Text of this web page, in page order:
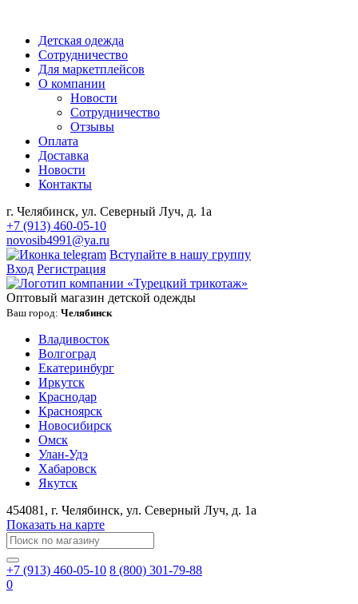
Детская одежда
Сотрудничество
Для маркетплейсов
О компании
Новости
Сотрудничество
Отзывы
Оплата
Доставка
Новости
Контакты
г. Челябинск, ул. Северный Луч, д. 1а
+7 (913) 460-05-10
novosib4991@ya.ru
Вступайте в нашу группу
Вход Регистрация
Оптовый магазин детской одежды
Ваш город: Челябинск
Владивосток
Волгоград
Екатеринбург
Иркутск
Краснодар
Красноярск
Новосибирск
Омск
Улан-Удэ
Хабаровск
Якутск
454081 , г. Челябинск, ул. ​Северный Луч, д. 1а
Показать на карте
+7 (913) 460-05-10 8 (800) 301-79-88
0